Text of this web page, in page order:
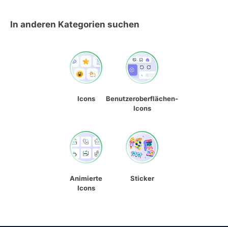
In anderen Kategorien suchen
Icons
Benutzeroberflächen-
Icons
Animierte
Icons
Sticker